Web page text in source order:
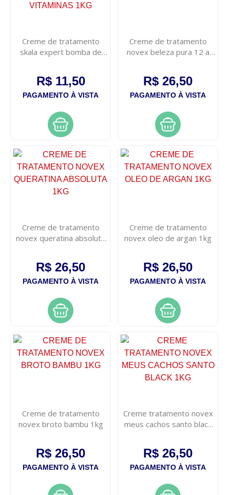
Creme de tratamento
skala expert bomba de
R$ 11,50
PAGAMENTO À VISTA
Creme de tratamento
novex beleza pura 12 a
R$ 26,50
PAGAMENTO À VISTA
Creme de tratamento
novex queratina absoluta
R$ 26,50
PAGAMENTO À VISTA
Creme de tratamento
novex oleo de argan 1kg
R$ 26,50
PAGAMENTO À VISTA
Creme de tratamento
novex broto bambu 1kg
R$ 26,50
PAGAMENTO À VISTA
Creme tratamento novex
meus cachos santo black
R$ 26,50
PAGAMENTO À VISTA